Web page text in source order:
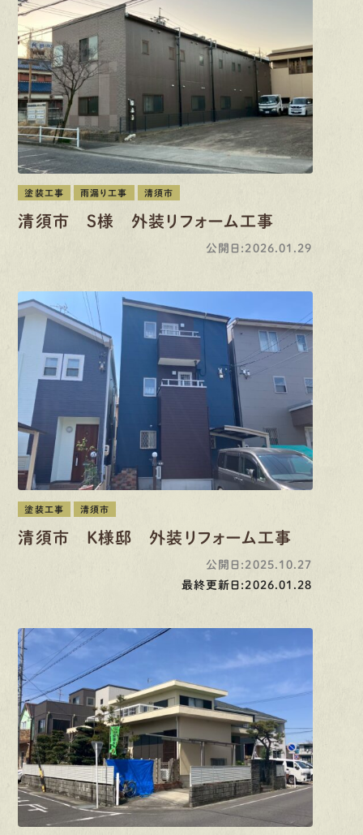
塗装工事 雨漏り工事 清須市
清須市 S様 外装リフォーム工事
公開日:2026.01.29
塗装工事 清須市
清須市 K様邸 外装リフォーム工事
公開日:2025.10.27
最終更新日:2026.01.28